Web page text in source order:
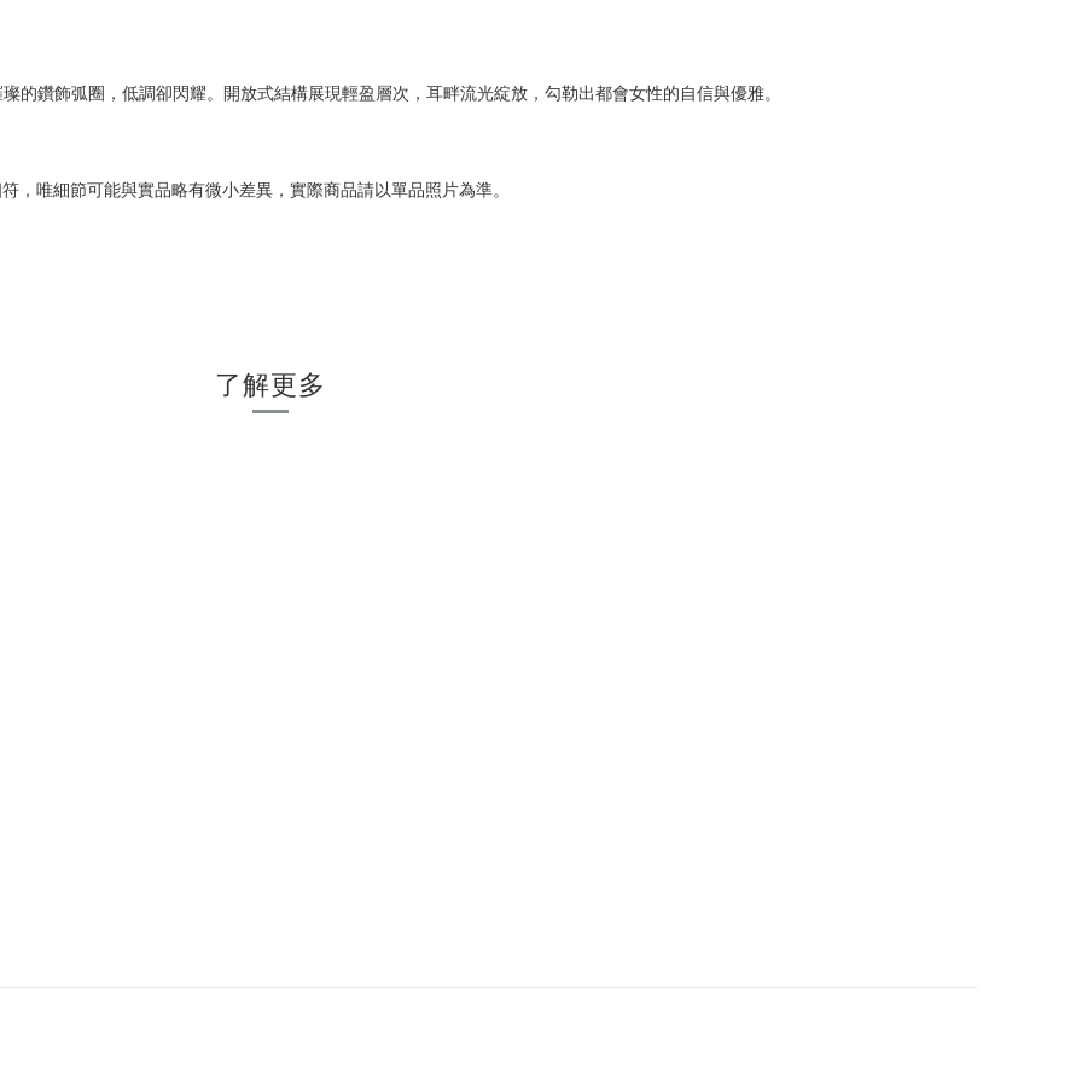
鑽飾弧圈，低調卻閃耀。開放式結構展現輕盈層次，耳畔流光綻放，勾勒出都會女性的自信與優雅。
唯細節可能與實品略有微小差異，實際商品請以單品照片為準。
了解更多